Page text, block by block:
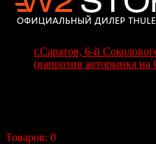
г.Саратов, 6-й
(напротив авторынка на
Товаров: 0